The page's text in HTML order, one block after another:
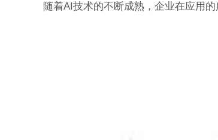
随着AI技术的不断成熟，企业在应用